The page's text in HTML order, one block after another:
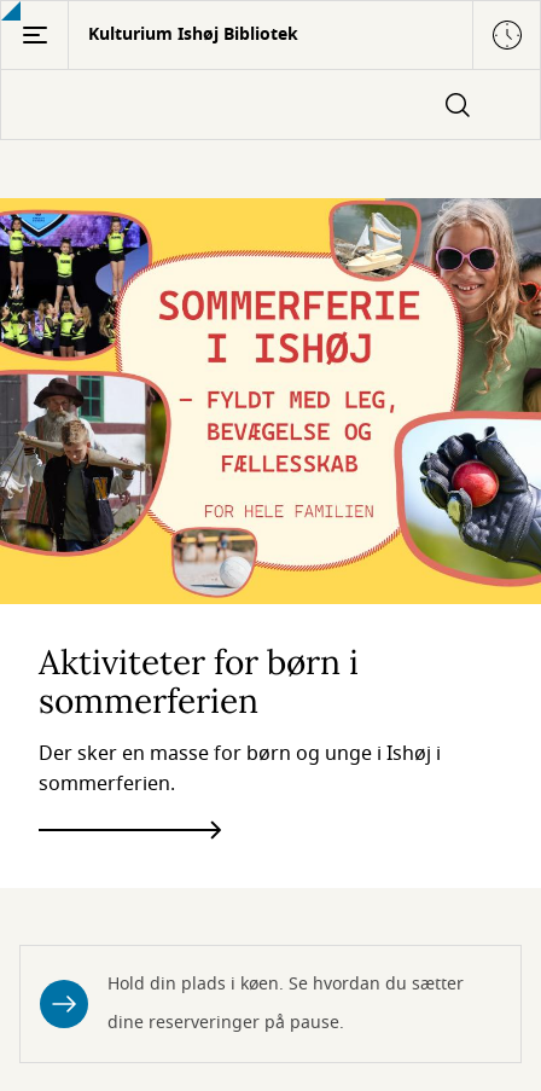
Gå
hovedindhold
Kulturium Ishøj Bibliotek
Forside
Aktiviteter for børn i
sommerferien
Der sker en masse for børn og unge i Ishøj i
sommerferien.
Hold din plads i køen. Se hvordan du sætter
dine reserveringer på pause.